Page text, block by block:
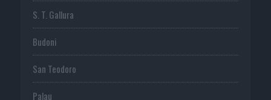
S. T. Gallura
Budoni
San Teodoro
Palau